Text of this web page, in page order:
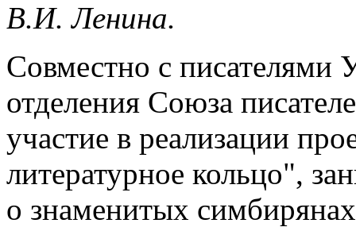
В.И. Ленина.
Совместно с писателями
отделения Союза
участие в реализации
литературное кольцо",
о знаменитых